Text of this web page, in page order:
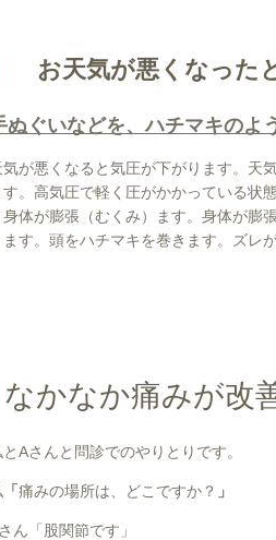
お天気が悪くなった
ぬぐいなどを、ハチマキのよ
気が悪くなると気圧が下がります。天
す。高気圧で軽く圧がかかっている状
身体が膨張（むくみ）ます。身体が膨
ます。頭をハチマキを巻きます。ズレ
なかなか痛みが改
Aさんと問診でのやりとりです。
「 痛みの場所は、どこですか？ 」
ん「股関節です」